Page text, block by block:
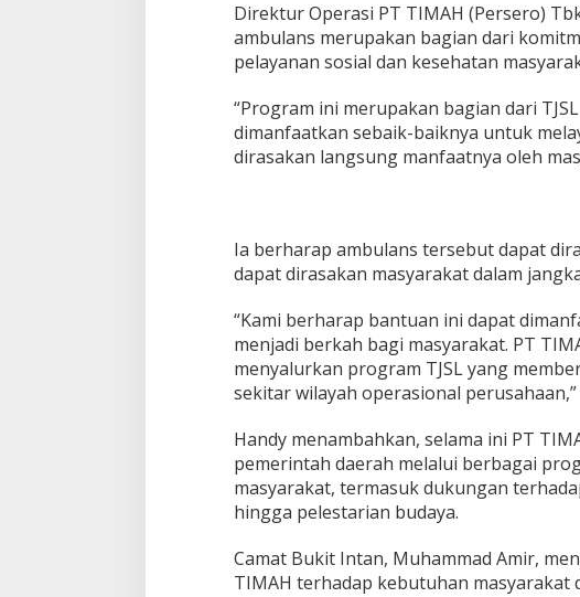
Direktur Operasi PT TIMAH (Persero)
ambulans merupakan bagian dari
pelayanan sosial dan kesehatan
“Program ini merupakan bagian dari
dimanfaatkan sebaik-baiknya untuk
dirasakan langsung manfaatnya oleh
Ia berharap ambulans tersebut dapat
dapat dirasakan masyarakat dalam
“Kami berharap bantuan ini dapat
menjadi berkah bagi masyarakat. PT
menyalurkan program TJSL yang
sekitar wilayah operasional perusahaan,”
Handy menambahkan, selama ini PT
pemerintah daerah melalui berbagai
masyarakat, termasuk dukungan
hingga pelestarian budaya.
Camat Bukit Intan, Muhammad Amir,
TIMAH terhadap kebutuhan masyarakat